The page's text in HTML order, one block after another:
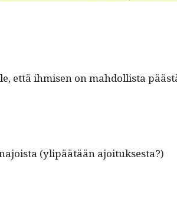
että ihmisen on mah­dol­lista
(ylipäätään ajoituksesta?)